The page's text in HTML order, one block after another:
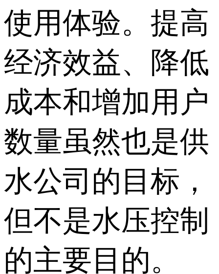
使用体验。提高
经济效益、降低
成本和增加用户
数量虽然也是供
水公司的目标，
但不是水压控制
的主要目的。